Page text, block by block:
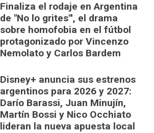
Finaliza el rodaje en Argentina
de "No lo grites"', el drama
sobre homofobia en el fútbol
protagonizado por Vincenzo
Nemolato y Carlos Bardem
Disney+ anuncia sus estrenos
argentinos para 2026 y 2027:
Darío Barassi, Juan Minujín,
Martín Bossi y Nico Occhiato
lideran la nueva apuesta local